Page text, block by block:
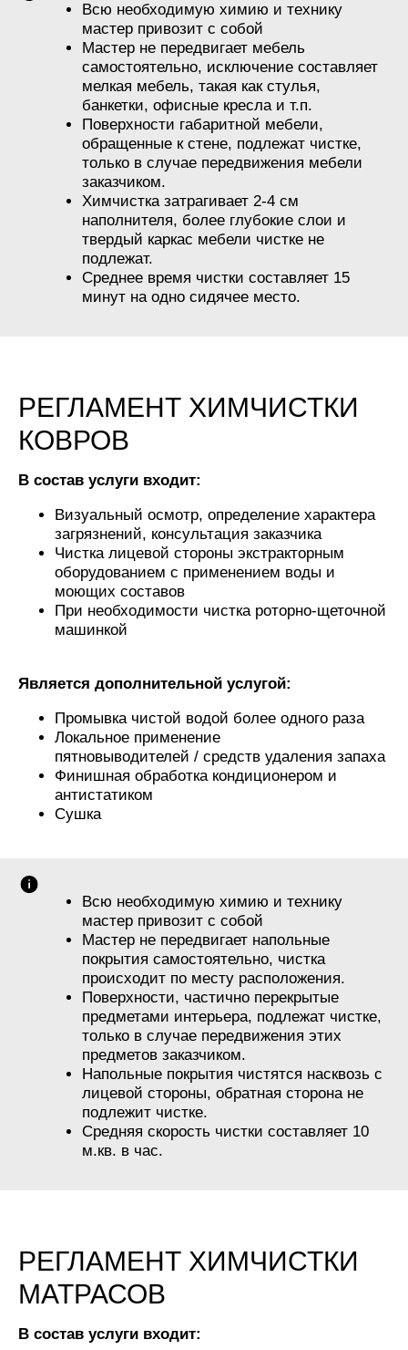
Всю необходимую химию и технику
мастер привозит с собой
Мастер не передвигает мебель
самостоятельно, исключение составляет
мелкая мебель, такая как стулья,
банкетки, офисные кресла и т.п.
Поверхности габаритной мебели,
обращенные к стене, подлежат чистке,
только в случае передвижения мебели
заказчиком.
Химчистка затрагивает 2-4 см
наполнителя, более глубокие слои и
твердый каркас мебели чистке не
подлежат.
Среднее время чистки составляет 15
минут на одно сидячее место.
РЕГЛАМЕНТ ХИМЧИСТКИ
КОВРОВ
В состав услуги входит:
Визуальный осмотр, определение характера
загрязнений, консультация заказчика
Чистка лицевой стороны экстракторным
оборудованием с применением воды и
моющих составов
При необходимости чистка роторно-щеточной
машинкой
Является дополнительной услугой:
Промывка чистой водой более одного раза
Локальное применение
пятновыводителей / средств удаления запаха
Финишная обработка кондиционером и
антистатиком
Сушка
Всю необходимую химию и технику
мастер привозит с собой
Мастер не передвигает напольные
покрытия самостоятельно, чистка
происходит по месту расположения.
Поверхности, частично перекрытые
предметами интерьера, подлежат чистке,
только в случае передвижения этих
предметов заказчиком.
Напольные покрытия чистятся насквозь с
лицевой стороны, обратная сторона не
подлежит чистке.
Средняя скорость чистки составляет 10
м.кв. в час.
РЕГЛАМЕНТ ХИМЧИСТКИ
МАТРАСОВ
В состав услуги входит: